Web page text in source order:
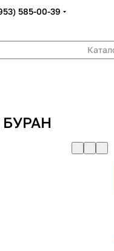
585-00-39
БУРАН